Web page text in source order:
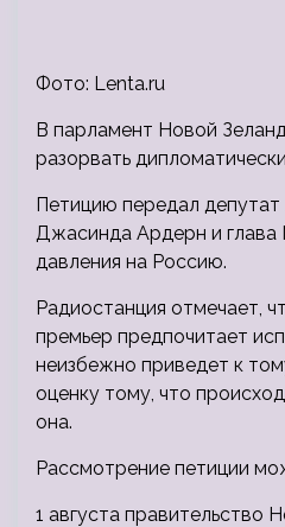
Фото: Lenta.ru
В парламент Новой
разорвать
Петицию передал
Джасинда Ардерн и глава
давления на Россию.
Радиостанция отмечает,
премьер предпочитает
неизбежно приведет к
оценку тому, что
она.
Рассмотрение петиции
1 августа правительство